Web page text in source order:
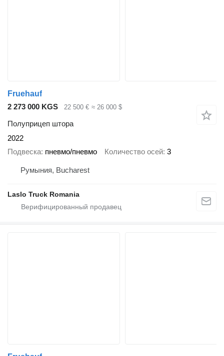
Fruehauf
2 273 000 KGS
22 500 € ≈ 26 000 $
Полуприцеп штора
2022
Подвеска пневмо/пневмо Количество осей 3
Румыния, Bucharest
Laslo Truck Romania